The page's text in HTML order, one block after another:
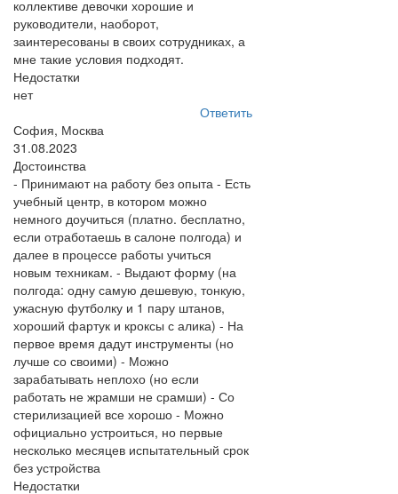
коллективе девочки хорошие и
руководители, наоборот,
заинтересованы в своих сотрудниках, а
мне такие условия подходят.
Недостатки
нет
Ответить
София, Москва
31.08.2023
Достоинства
- Принимают на работу без опыта - Есть
учебный центр, в котором можно
немного доучиться (платно. бесплатно,
если отработаешь в салоне полгода) и
далее в процессе работы учиться
новым техникам. - Выдают форму (на
полгода: одну самую дешевую, тонкую,
ужасную футболку и 1 пару штанов,
хороший фартук и кроксы с алика) - На
первое время дадут инструменты (но
лучше со своими) - Можно
зарабатывать неплохо (но если
работать не жрамши не срамши) - Со
стерилизацией все хорошо - Можно
официально устроиться, но первые
несколько месяцев испытательный срок
без устройства
Недостатки